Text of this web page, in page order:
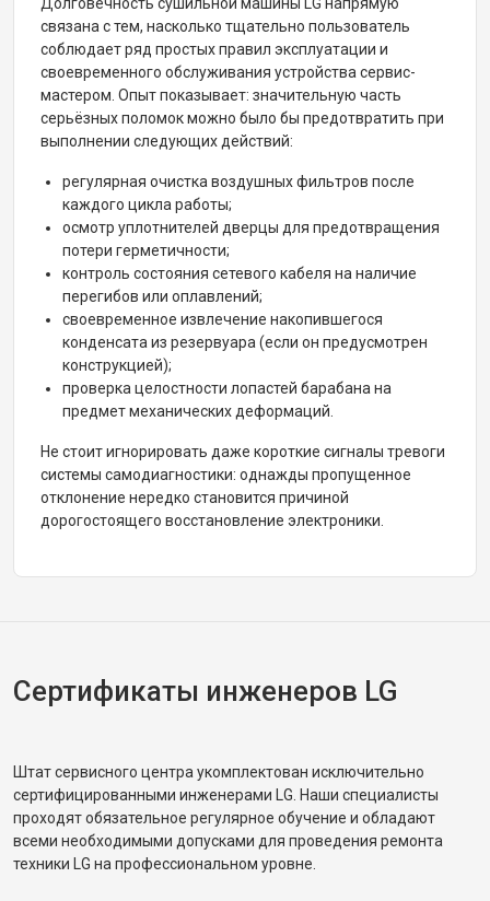
связана с тем, насколько тщательно пользователь
соблюдает ряд простых правил эксплуатации и
своевременного обслуживания устройства сервис-
мастером. Опыт показывает: значительную часть
серьёзных поломок можно было бы предотвратить при
выполнении следующих действий:
регулярная очистка воздушных фильтров после
каждого цикла работы;
осмотр уплотнителей дверцы для предотвращения
потери герметичности;
контроль состояния сетевого кабеля на наличие
перегибов или оплавлений;
своевременное извлечение накопившегося
конденсата из резервуара (если он предусмотрен
конструкцией);
проверка целостности лопастей барабана на
предмет механических деформаций.
Не стоит игнорировать даже короткие сигналы тревоги
системы самодиагностики: однажды пропущенное
отклонение нередко становится причиной
дорогостоящего восстановление электроники.
Сертификаты инженеров LG
Штат сервисного центра укомплектован исключительно
сертифицированными инженерами LG. Наши специалисты
проходят обязательное регулярное обучение и обладают
всеми необходимыми допусками для проведения ремонта
техники LG на профессиональном уровне.